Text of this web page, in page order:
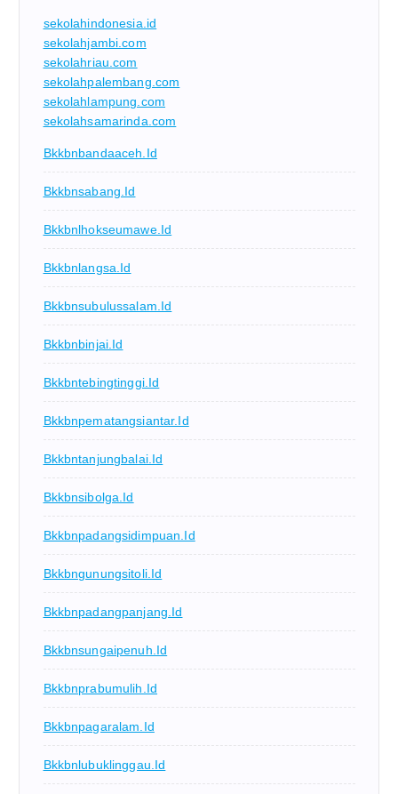
sekolahindonesia.id
sekolahjambi.com
sekolahriau.com
sekolahpalembang.com
sekolahlampung.com
sekolahsamarinda.com
Bkkbnbandaaceh.id
Bkkbnsabang.id
Bkkbnlhokseumawe.id
Bkkbnlangsa.id
Bkkbnsubulussalam.id
Bkkbnbinjai.id
Bkkbntebingtinggi.id
Bkkbnpematangsiantar.id
Bkkbntanjungbalai.id
Bkkbnsibolga.id
Bkkbnpadangsidimpuan.id
Bkkbngunungsitoli.id
Bkkbnpadangpanjang.id
Bkkbnsungaipenuh.id
Bkkbnprabumulih.id
Bkkbnpagaralam.id
Bkkbnlubuklinggau.id